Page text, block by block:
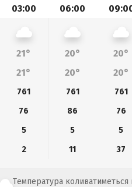
03:00 06:00
21° 20° 20°
21° 20° 20°
761 761 761
76 86 76
5 5 5
2 11 37
Температура коливатиметься